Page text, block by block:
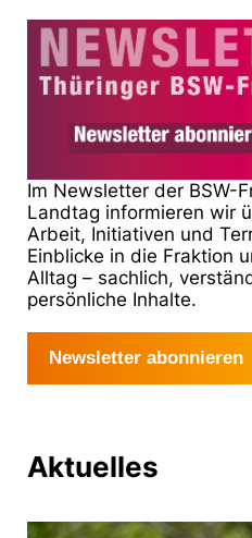
Im Newsletter der BSW-
Landtag informieren wir
Arbeit, Initiativen und
Einblicke in die Fraktion
Alltag – sachlich,
persönliche Inhalte.
Newsletter abonnieren
Aktuelles